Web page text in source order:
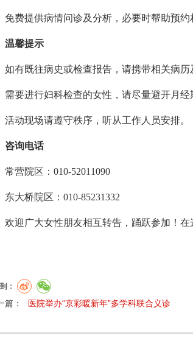
提供病情问诊及分析，必要时帮助预约
馨提示
既往病史或检查报告，请携带相关病历
进行妇科检查的女性，请尽量避开月经
现场请遵守秩序，听从工作人员安排。
询电话
院区：010-52011090
桥院区：010-85231332
广大女性朋友相互转告，踊跃参加！在
：
篇： 医院举办“京彩暖新年”多学科联合义诊